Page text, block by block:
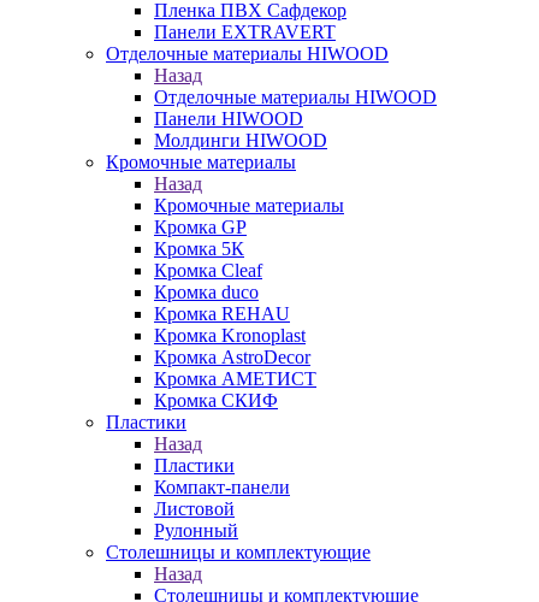
Пленка ПВХ Сафдекор
Панели EXTRAVERT
Отделочные материалы HIWOOD
Назад
Отделочные материалы HIWOOD
Панели HIWOOD
Молдинги HIWOOD
Кромочные материалы
Назад
Кромочные материалы
Кромка GP
Кромка 5К
Кромка Cleaf
Кромка duco
Кромка REHAU
Кромка Kronoplast
Кромка AstroDecor
Кромка АМЕТИСТ
Кромка СКИФ
Пластики
Назад
Пластики
Компакт-панели
Листовой
Рулонный
Столешницы и комплектующие
Назад
Столешницы и комплектующие